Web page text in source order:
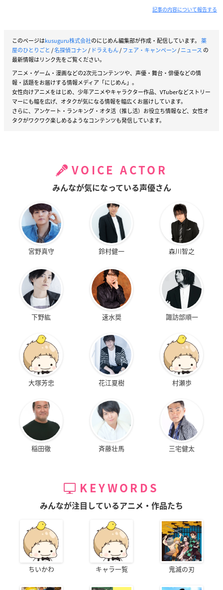
記事の内容について報告する
このページはkusuguru株式会社のにじめん編集部が作成・配信しています。 薬
屋のひとりごと /名探偵コナン/ ドラえもん/フェア・キャンペーン/ニュース の
最新情報はリンク先をご覧ください。
アニメ・ゲーム・漫画などの2次元コンテンツや、声優・舞台・俳優などの情
報・話題をお届けする情報メディア「にじめん」。
女性向けアニメをはじめ、少年アニメやキャラクター作品、VTuberなどストリー
マーにも幅を広げ、オタクが気になる情報を幅広くお届けしています。
さらに、アンケート・ランキング・オタ活（推し活）お役立ち情報など、女性オ
タクがワクワク楽しめるようなコンテンツも発信しています。
VOICE ACTOR
みんなが気になっている声優さん
宮野真守 鈴村健一 森川智之
下野紘 速水奨 諏訪部順一
大塚芳忠 花江夏樹 村瀬歩
稲田徹 斉藤壮馬 三宅健太
KEYWORDS
みんなが注目しているアニメ・作品たち
ちいかわ キャラ一覧 鬼滅の刃